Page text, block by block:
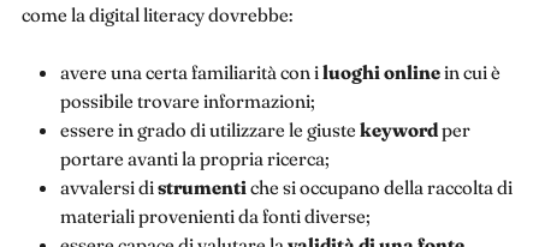
come la digital literacy dovrebbe:
avere una certa familiarità con iluoghi onlinein cui è
possibile trovare informazioni;
essere in grado di utilizzare le giuste keywordper
portare avanti la propria ricerca;
avvalersi distrumenti che si occupano della raccolta di
materiali provenienti da fonti diverse;